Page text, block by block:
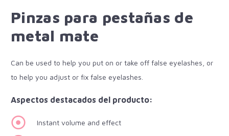
Pinzas para pestañas de
metal mate
Can be used to help you put on or take off false eyelashes, or
to help you adjust or fix false eyelashes.
Aspectos destacados del producto:
Instant volume and effect